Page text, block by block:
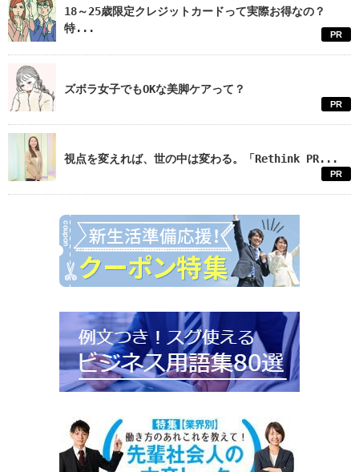
18～25歳限定クレジットカードって実際お得なの？
特...
PR
ズボラ女子でもOKな美脚ケアって？
PR
視点を変えれば、世の中は変わる。「Rethink PR...
PR